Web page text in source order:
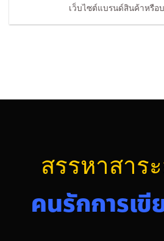
เว็บไซต์แบรนด์สินค้าหรือ
สรรหาสาร
คนรักการเ